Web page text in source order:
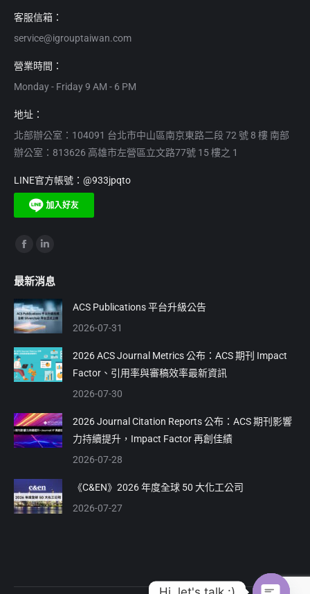
客服信箱：
service@igrouptaiwan.com
營業時間：
Monday - Friday 9 AM - 6 PM
地址：
北部辦公室：104091 台北市中山區南京東路二段 72 號 8 樓 南部
辦公室：813626 高雄市左營區立文路77號 15 樓之 1
LINE官方帳號：@933jpqto
Find us on:
opens
in
new
opens
in
new
最新消息
ACS Publications 平台升級公告
2026-07-31
2026 ACS Journal Metrics 公布：ACS 期刊 Impact
Factor、引用率與審稿效率最新資訊
2026-07-30
2026 Journal Citation Reports 公布：ACS 期刊影響
力持續提升，Impact Factor 再創佳績
2026-07-28
《C&EN》2026 年度全球 50 大化工公司
2026-07-27